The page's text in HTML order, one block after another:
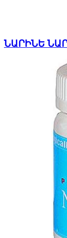
ՆԱՐԻՆԵ